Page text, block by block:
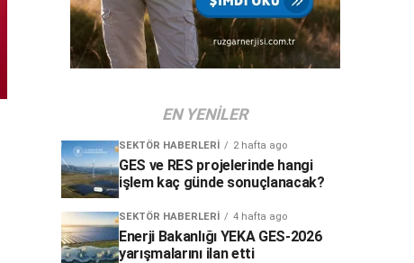
EN YENILER
SEKTÖR HABERLERI 2 hafta ago
GES ve RES projelerinde hangi
işlem kaç günde sonuçlanacak?
SEKTÖR HABERLERI 4 hafta ago
Enerji Bakanlığı YEKA GES-2026
yarışmalarını ilan etti